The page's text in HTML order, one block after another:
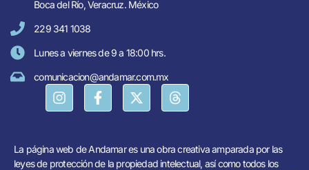
Boca del Río, Veracruz. México
229 341 1038
Lunes a viernes de 9 a 18:00 hrs.
comunicacion@andamar.com.mx
La página web de Andamar es una obra creativa amparada por las
leyes de protección de la propiedad intelectual, así como todos los